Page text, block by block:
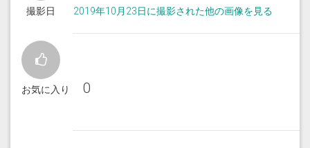
撮影日 2019年10月23日に撮影された他の画像を見る
お気に入り 0